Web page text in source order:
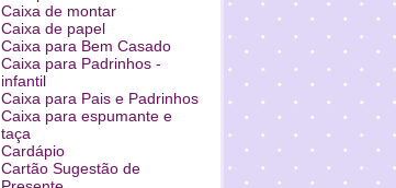
Caixa de montar
Caixa de papel
Caixa para Bem Casado
Caixa para Padrinhos -
infantil
Caixa para Pais e Padrinhos
Caixa para espumante e
taça
Cardápio
Cartão Sugestão de